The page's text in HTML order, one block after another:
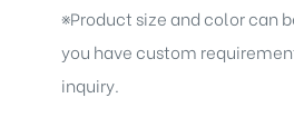
※Product size and color can
you have custom
inquiry.